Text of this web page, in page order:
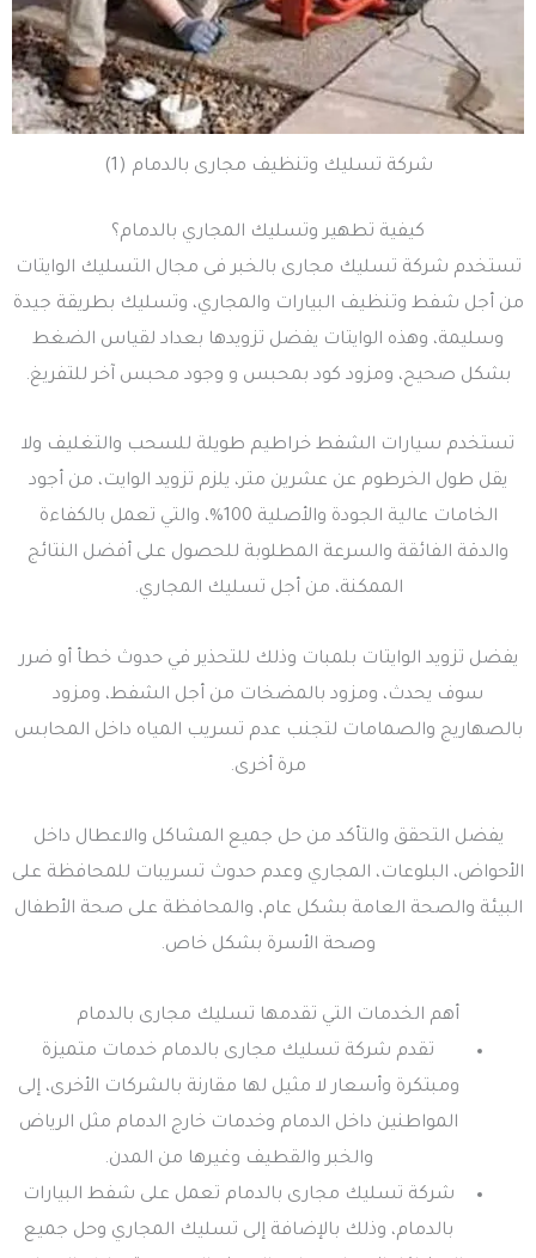
شركة تسليك وتنظيف مجارى بالدمام (1)
كيفية تطهير وتسليك المجاري بالدمام؟
تستخدم شركة تسليك مجارى بالخبر فى مجال التسليك الوايتات
من أجل شفط وتنظيف البيارات والمجاري، وتسليك بطريقة جيدة
وسليمة، وهذه الوايتات يفضل تزويدها بعداد لقياس الضغط
بشكل صحيح، ومزود كود بمحبس و وجود محبس آخر للتفريغ.
تستخدم سيارات الشفط خراطيم طويلة للسحب والتغليف ولا
يقل طول الخرطوم عن عشرين متر، يلزم تزويد الوايت، من أجود
الخامات عالية الجودة والأصلية 100%، والتي تعمل بالكفاءة
والدقة الفائقة والسرعة المطلوبة للحصول على أفضل النتائج
الممكنة، من أجل تسليك المجاري.
يفضل تزويد الوايتات بلمبات وذلك للتحذير في حدوث خطأ أو ضرر
سوف يحدث، ومزود بالمضخات من أجل الشفط، ومزود
بالصهاريج والصمامات لتجنب عدم تسريب المياه داخل المحابس
مرة أخرى.
يفضل التحقق والتأكد من حل جميع المشاكل والاعطال داخل
الأحواض، البلوعات، المجاري وعدم حدوث تسريبات للمحافظة على
البيئة والصحة العامة بشكل عام، والمحافظة على صحة الأطفال
وصحة الأسرة بشكل خاص.
أهم الخدمات التي تقدمها تسليك مجارى بالدمام
تقدم شركة تسليك مجارى بالدمام خدمات متميزة
ومبتكرة وأسعار لا مثيل لها مقارنة بالشركات الأخرى، إلى
المواطنين داخل الدمام وخدمات خارج الدمام مثل الرياض
والخبر والقطيف وغيرها من المدن.
شركة تسليك مجارى بالدمام تعمل على شفط البيارات
بالدمام، وذلك بالإضافة إلى تسليك المجاري وحل جميع